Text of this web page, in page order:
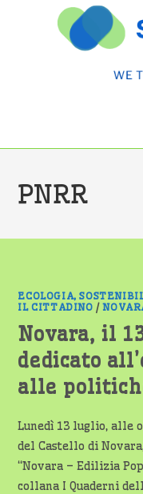
PNRR
ECOLOGIA,
IL CITTADINO /
Novara, il
dedicato
alle
Lunedì 13 luglio, alle
del Castello di
“Novara – Edilizia
collana I Quaderni